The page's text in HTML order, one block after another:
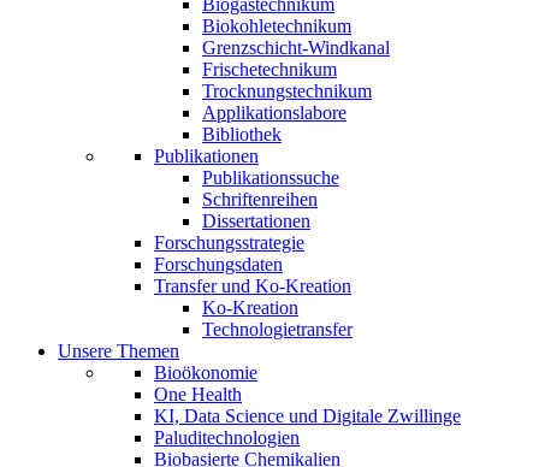
Biogastechnikum
Biokohletechnikum
Grenzschicht-Windkanal
Frischetechnikum
Trocknungstechnikum
Applikationslabore
Bibliothek
Publikationen
Publikationssuche
Schriftenreihen
Dissertationen
Forschungsstrategie
Forschungsdaten
Transfer und Ko-Kreation
Ko-Kreation
Technologietransfer
Unsere Themen
Bioökonomie
One Health
KI, Data Science und Digitale Zwillinge
Paluditechnologien
Biobasierte Chemikalien